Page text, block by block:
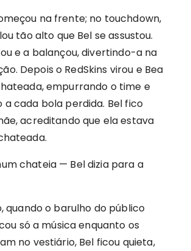
na frente; no touchdown,
tão alto que Bel se assustou.
e a balançou, divertindo-a na
Depois o RedSkins virou e Bea
empurrando o time e
a cada bola perdida. Bel fico
acreditando que ela estava
chateia — Bel dizia para a
quando o barulho do público
só a música enquanto os
no vestiário, Bel ficou quieta,